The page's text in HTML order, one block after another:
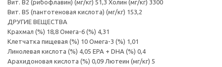
Вит. B2 (рибофлавин) (мг/кг) 51,3 Холин (мг/кг) 3300
Вит. B5 (пантотеновая кислота) (мг/кг) 153,2
ДРУГИЕ ВЕЩЕСТВА
Крахмал (%) 18,8 Омега-6 (%) 4,31
Клетчатка пищевая (%) 10 Омега-3 (%) 1,01
Линолевая кислота (%) 4,05 EPA + DHA (%) 0,4
Арахидоновая кислота (%) 0,09 Лютеин (мг/кг) 5